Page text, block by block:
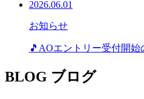
2026.06.01
お知らせ
🎵AOエントリー受付開始
BLOG ブログ